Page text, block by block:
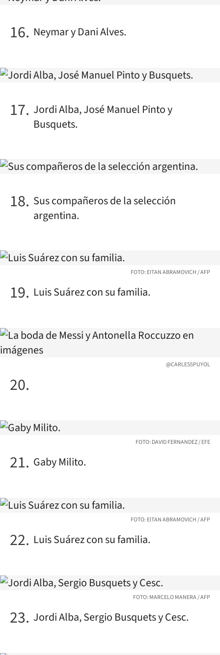
Neymar y Dani Alves.
Jordi Alba, José Manuel Pinto y
Busquets.
Sus compañeros de la selección
argentina.
FOTO: EITAN ABRAMOVICH / AFP
Luis Suárez con su familia.
@CARLES5PUYOL
FOTO: DAVID FERNANDEZ / EFE
Gaby Milito.
FOTO: EITAN ABRAMOVICH / AFP
Luis Suárez con su familia.
FOTO: MARCELO MANERA / AFP
Jordi Alba, Sergio Busquets y Cesc.